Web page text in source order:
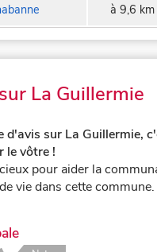
à 9,6 km
La Guillermie
d'avis sur La Guillermie,
le vôtre !
pour aider la
vie dans cette commune.